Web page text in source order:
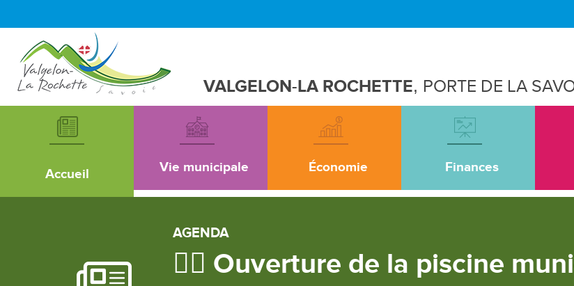
VALGELON-LA ROCHETTE, PORTE DE LA
Accueil Vie municipale Économie Finances
AGENDA
🏊‍♂️ Ouverture de la piscine